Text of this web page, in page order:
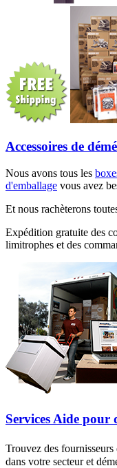
Accessoires de
Nous avons tous les
d'emballage vous avez
Et nous rachèterons
Expédition gratuite des
limitrophes et des
Services Aide pour
Trouvez des
dans votre secteur et